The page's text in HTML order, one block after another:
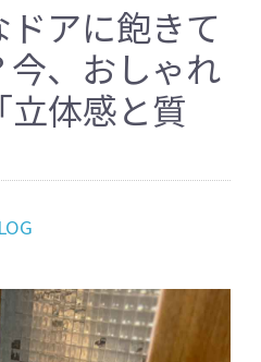
アに飽きて
今、おしゃれ
立体感と質